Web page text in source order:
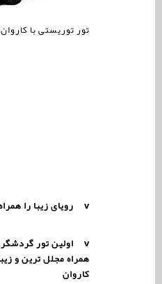
تور توریستی با
v رویای زیبا را
v
اولین تور
همراه مجلل ترین و
کاروان